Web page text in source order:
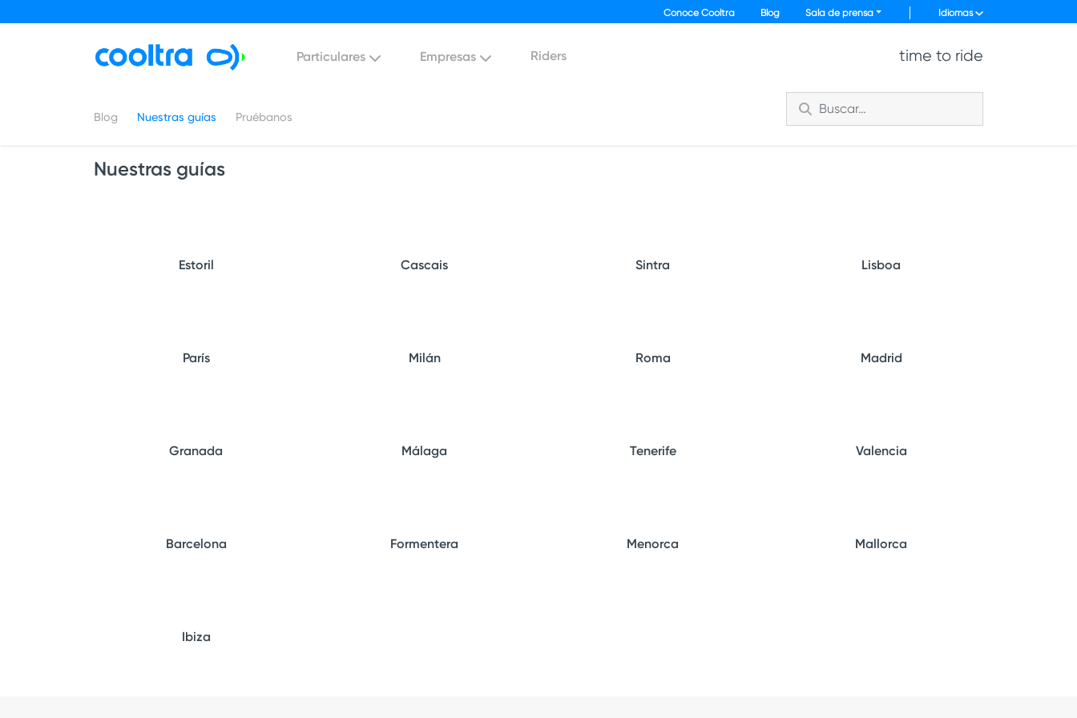
Conoce Cooltra Blog Sala de prensa Idiomas
Particulares Empresas Riders time to ride
Blog Nuestras guías Pruébanos
Nuestras guías
Estoril Cascais Sintra Lisboa
París Milán Roma Madrid
Granada Málaga Tenerife Valencia
Barcelona Formentera Menorca Mallorca
Ibiza